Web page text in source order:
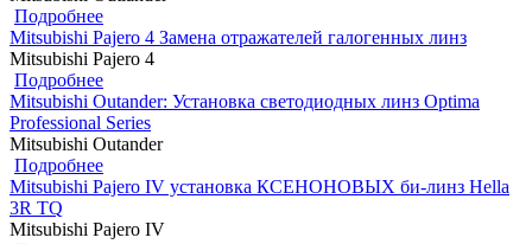
Подробнее
Mitsubishi Pajero 4 Замена отражателей галогенных линз
Mitsubishi Pajero 4
Подробнее
Mitsubishi Outander: Установка светодиодных линз Optima
Professional Series
Mitsubishi Outander
Подробнее
Mitsubishi Pajero IV установка КСЕНОНОВЫХ би-линз Hella
3R TQ
Mitsubishi Pajero IV